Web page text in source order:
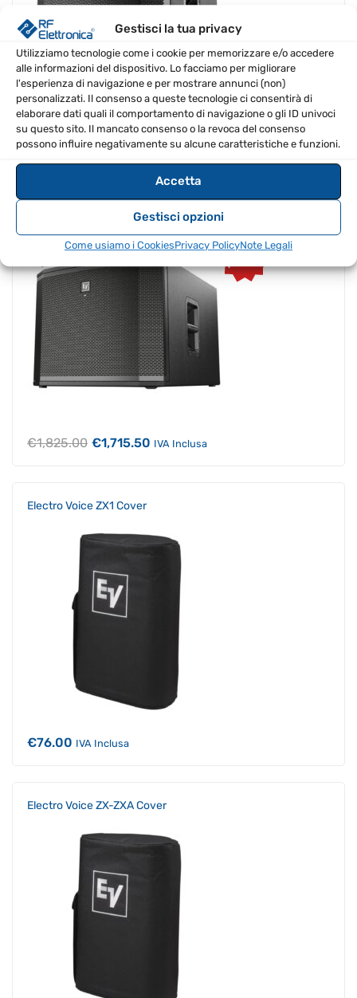
Gestisci la tua privacy
Utilizziamo tecnologie come i cookie per memorizzare e/o accedere
alle informazioni del dispositivo. Lo facciamo per migliorare
l'esperienza di navigazione e per mostrare annunci (non)
personalizzati. Il consenso a queste tecnologie ci consentirà di
elaborare dati quali il comportamento di navigazione o gli ID univoci
su questo sito. Il mancato consenso o la revoca del consenso
possono influire negativamente su alcune caratteristiche e funzioni.
Accetta
Gestisci opzioni
Come usiamo i CookiesPrivacy PolicyNote Legali
€799.00 Il
prezzo
originale
€751.06Il
attuale
IVA Inclusa
SPEDIZIONE GRATIS
PROMO
€1,825.00 Il
€1,715.50 IlIVA Inclusa
Electro Voice ZX1 Cover
€76.00 IVA Inclusa
Electro Voice ZX-ZXA Cover